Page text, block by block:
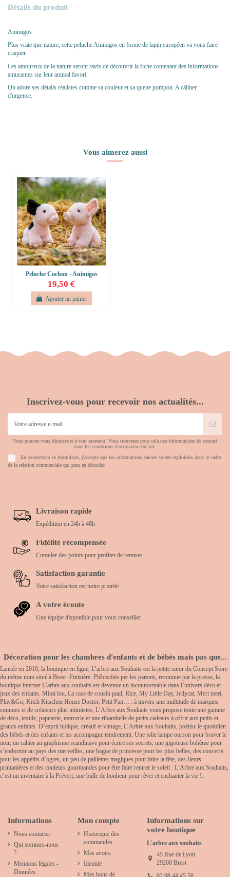
Détails du produit
Animigos
Plus vraie que nature, cette peluche Animigos en forme de lapin européen va vous faire
craquer.
Les amoureux de la nature seront ravis de découvrir la fiche contenant des informations
amusantes sur leur animal favori.
On adore ses détails réalistes comme sa couleur et sa queue pompon. A câliner
d'urgence.
Vous aimerez aussi
Peluche Cochon - Animigos
19,50 €
Ajouter au panier
Inscrivez-vous pour recevoir nos actualités...
Vous pouvez vous désinscrire à tout moment. Vous trouverez pour cela nos informations de contact
dans les conditions d'utilisation du site.
En soumettant ce formulaire, j'accepte que les informations saisies soient exploitées dans le cadre
de la relation commerciale qui peut en découler.
Livraison rapide
Expédition en 24h à 48h
Fidélité récompensée
Cumuler des points pour profiter de remises
Satisfaction garantie
Votre satisfaction est notre priorité
A votre écoute
Une équipe disponible pour vous conseiller
Décoration pour les chambres d'enfants et de bébés mais pas que...
Lancée en 2010, la boutique en ligne, L’arbre aux Souhaits est la petite sœur du Concept Store
du même nom situé à Brest -Finistère. Plébiscitée par les parents, reconnue par la presse, la
boutique internet L’arbre aux souhaits est devenue un incontournable dans l’univers déco et
jeux des enfants. Mimi lou, La case de cousin paul, Rice, My Little Day, Jellycat, Meri meri,
Play&Go, Kitch Kitschen House Doctor, Petit Pan… : à travers une multitude de marques
connues et de créateurs plus intimistes, L’Arbre aux Souhaits vous propose toute une gamme
de déco, textile, papeterie, mercerie et une ribambelle de petits cadeaux à offrir aux petits et
grands enfants. D’esprit ludique, créatif et vintage, L’Arbre aux Souhaits, poétise le quotidien
des bébés et des enfants et les accompagne tendrement. Une jolie lampe ourson pour braver le
noir, un cahier au graphisme scandinave pour écrire ses secrets, une gigoteuse bohème pour
s’endormir au pays des merveilles, une bague de princesse pour les plus belles, des couverts
pour les appétits d’ogres, un peu de paillettes magiques pour faire la fête, des fleurs
printanières et des couleurs gourmandes pour être faire rentrer le soleil : L’Arbre aux Souhaits,
c’est un inventaire à la Prévert, une bulle de bonheur pour rêver et enchanter la vie !.
Informations
Nous contacter
Qui sommes-nous
?
Mentions légales -
Données
Mon compte
Historique des
commandes
Mes avoirs
Identité
Mes bons de
Informations sur
votre boutique
L'arbre aux souhaits
45 Rue de Lyon
29200 Brest